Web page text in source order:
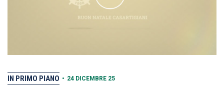
IN PRIMO PIANO • 24 DICEMBRE 25